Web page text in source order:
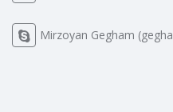
Mirzoyan Gegham